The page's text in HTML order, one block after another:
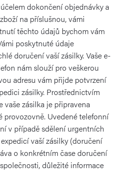
dokončení objednávky a
na příslušnou, vámi
těchto údajů bychom vám
poskytnuté údaje
doručení vaší zásilky. Vaše e-
nám slouží pro veškerou
adresu vám přijde potvrzení
zásilky. Prostřednictvím
vaše zásilka je připravena
provozovně. Uvedené telefonní
v případě sdělení urgentních
vaší zásilky (doručení
o konkrétním čase doručení
důležité informace